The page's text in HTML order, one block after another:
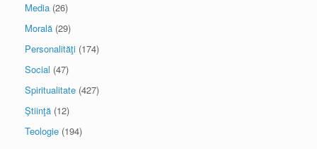
Media (26)
Morală (29)
Personalităţi (174)
Social (47)
Spiritualitate (427)
Ştiinţă (12)
Teologie (194)